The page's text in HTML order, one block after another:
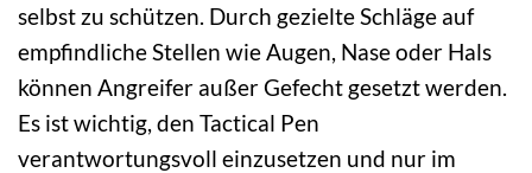
selbst zu schützen. Durch gezielte Schläge auf
empfindliche Stellen wie Augen, Nase oder Hals
können Angreifer außer Gefecht gesetzt werden.
Es ist wichtig, den Tactical Pen
verantwortungsvoll einzusetzen und nur im